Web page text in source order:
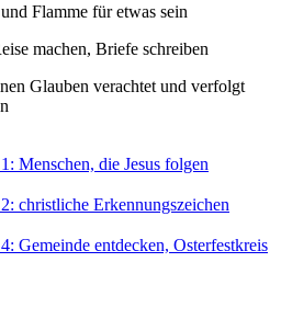
Flamme für etwas sein
machen, Briefe schreiben
Glauben verachtet und verfolgt
Menschen, die Jesus folgen
christliche Erkennungszeichen
Gemeinde entdecken, Osterfestkreis